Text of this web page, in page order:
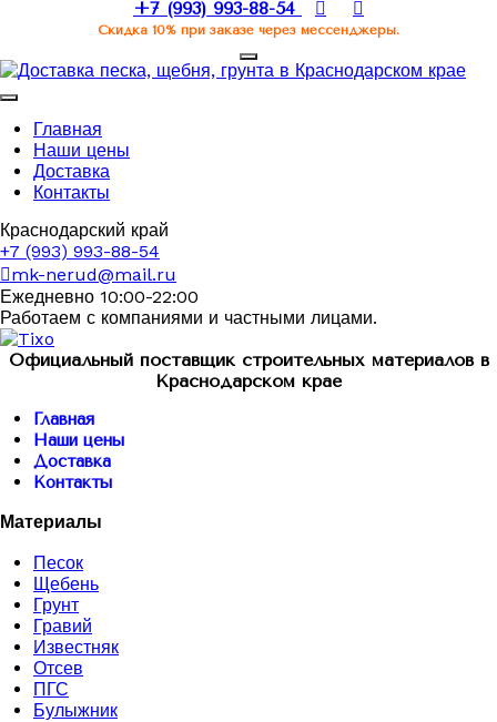
+7 (993) 993-88-54
Скидка 10% при заказе через мессенджеры.
Главная
Наши цены
Доставка
Контакты
Краснодарский край
+7 (993) 993-88-54
mk-nerud@mail.ru
Ежедневно 10:00-22:00
Работаем с компаниями и частными лицами.
Официальный поставщик строительных материалов в
Краснодарском крае
Главная
Наши цены
Доставка
Контакты
Материалы
Песок
Щебень
Грунт
Гравий
Известняк
Отсев
ПГС
Булыжник